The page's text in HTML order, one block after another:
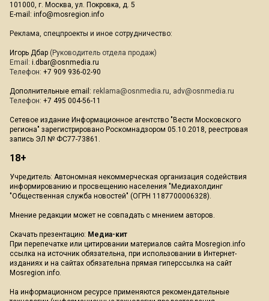
101000, г. Москва, ул. Покровка, д. 5
E-mail: info@mosregion.info
Реклама, спецпроекты и иное сотрудничество:
Игорь Дбар (Руководитель отдела продаж)
Email: i.dbar@osnmedia.ru
Телефон: +7 909 936-02-90
Дополнительные email: reklama@osnmedia.ru, adv@osnmedia.ru
Телефон: +7 495 004-56-11
Сетевое издание Информационное агентство "Вести Московского
региона" зарегистрировано Роскомнадзором 05.10.2018, реестровая
запись ЭЛ № ФС77-73861.
18+
Учредитель: Автономная некоммерческая организация содействия
информированию и просвещению населения "Медиахолдинг
"Общественная служба новостей" (ОГРН 1187700006328).
Мнение редакции может не совпадать с мнением авторов.
Скачать презентацию: Медиа-кит
При перепечатке или цитировании материалов сайта Mosregion.info
ссылка на источник обязательна, при использовании в Интернет-
изданиях и на сайтах обязательна прямая гиперссылка на сайт
Mosregion.info.
На информационном ресурсе применяются рекомендательные